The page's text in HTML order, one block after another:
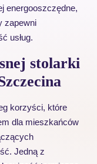
energooszczędne,
zapewni
usług.
stolarki
korzyści, które
dla mieszkańców
Jedną z